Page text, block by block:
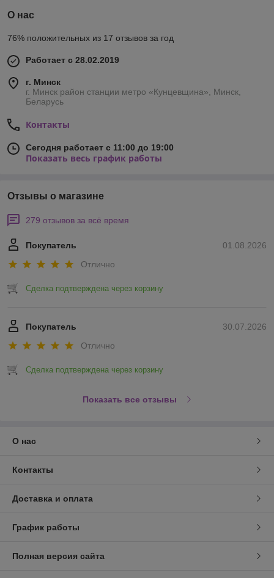
О нас
76% положительных из 17 отзывов за год
Работает с 28.02.2019
г. Минск
г. Минск район станции метро «Кунцевщина», Минск,
Беларусь
Контакты
Сегодня работает с 11:00 до 19:00
Показать весь график работы
Отзывы о магазине
279 отзывов за всё время
01.08.2026
Покупатель
Отлично
Сделка подтверждена через корзину
30.07.2026
Покупатель
Отлично
Сделка подтверждена через корзину
Показать все отзывы
О нас
Контакты
Доставка и оплата
График работы
Полная версия сайта